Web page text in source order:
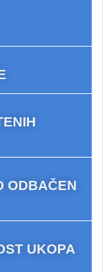
ODBAČEN
UKOPA